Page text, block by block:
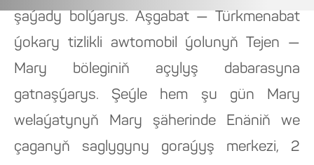
şaýady bolýarys. Aşgabat — Türkmenabat
ýokary tizlikli awtomobil ýolunyň Tejen —
Mary böleginiň açylyş dabarasyna
gatnaşýarys. Şeýle hem şu gün Mary
welaýatynyň Mary şäherinde Enäniň we
çaganyň saglygyny goraýyş merkezi, 2